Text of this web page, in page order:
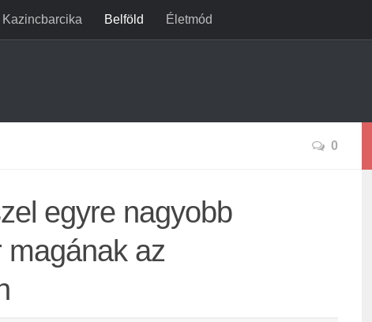
Kazincbarcika Belföld Életmód
0
egyre nagyobb
magának az